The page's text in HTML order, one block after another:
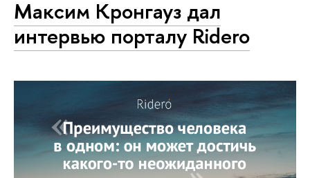
Максим Кронгауз дал
интервью порталу Ridero